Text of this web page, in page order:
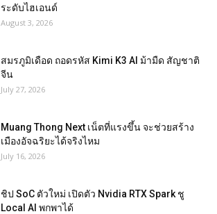
ระดับไฮเอนด์
August 3, 2026
สมรภูมิเดือด ถอดรหัส Kimi K3 AI ม้ามืด สัญชาติ
จีน
July 27, 2026
Muang Thong Next เน็ตที่แรงขึ้น จะช่วยสร้าง
เมืองอัจฉริยะได้จริงไหม
July 16, 2026
ชิป SoC ตัวใหม่ เปิดตัว Nvidia RTX Spark ชู
Local AI พกพาได้